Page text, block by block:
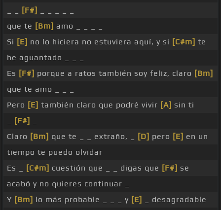
[F#]
que te [Bm] amo _ _ _ _
Si [E] no lo hiciera no estuviera aquí, y si [C#m] te
he aguantado _ _ _
Es [F#] porque a ratos también soy feliz, claro [Bm]
que te amo _ _ _
Pero [E] también claro que podré vivir [A] sin ti
[F#]
Claro [Bm] que te _ _ extraño, _ [D] pero [E] en un
tiempo te puedo olvidar
Es _
[C#m] cuestión que _ _ digas que [F#] se
acabó y no quieres continuar _
Y [Bm] lo más probable _ _ _ y [E]
_ desagradable